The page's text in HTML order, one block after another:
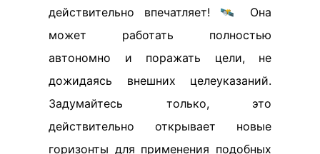
действительно впечатляет! 🛰️ Она
может работать полностью
автономно и поражать цели, не
дожидаясь внешних целеуказаний.
Задумайтесь только, это
действительно открывает новые
горизонты для применения подобных